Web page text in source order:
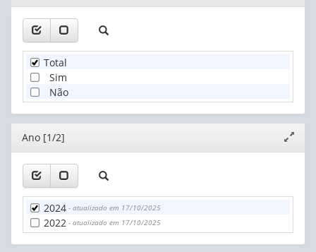
Total
Sim
Não
Editor
janela
Ano [1/2]
2024 - atualizado em 17/10/2025
2022 - atualizado em 17/10/2025